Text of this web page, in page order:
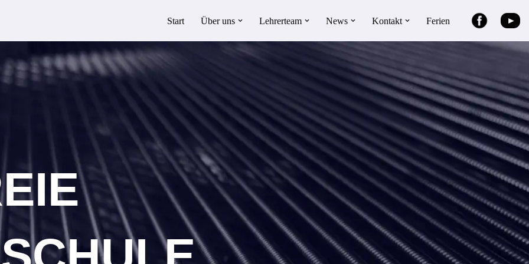
Start Über uns Lehrerteam News Kontakt Ferien ►